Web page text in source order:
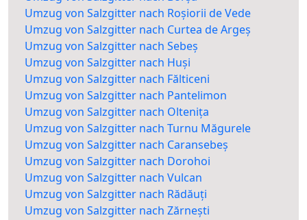
Umzug von Salzgitter nach Roșiorii de Vede
Umzug von Salzgitter nach Curtea de Argeș
Umzug von Salzgitter nach Sebeș
Umzug von Salzgitter nach Huși
Umzug von Salzgitter nach Fălticeni
Umzug von Salzgitter nach Pantelimon
Umzug von Salzgitter nach Oltenița
Umzug von Salzgitter nach Turnu Măgurele
Umzug von Salzgitter nach Caransebeș
Umzug von Salzgitter nach Dorohoi
Umzug von Salzgitter nach Vulcan
Umzug von Salzgitter nach Rădăuți
Umzug von Salzgitter nach Zărnești